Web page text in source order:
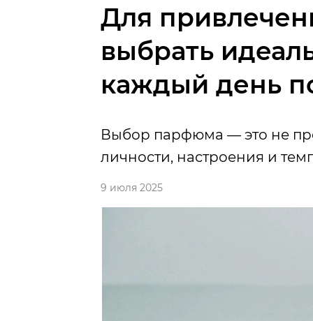
Для
выбрать
каждый день
Выбор парфюма — это не
личности, настроения и
9 июля 2025